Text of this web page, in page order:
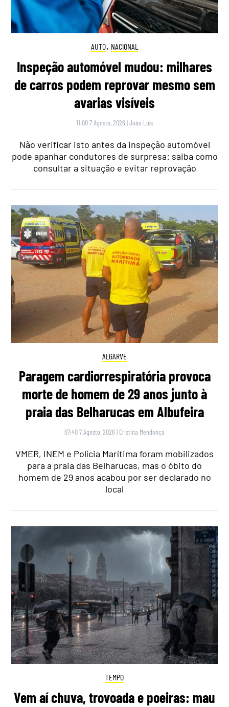
AUTO, NACIONAL
Inspeção automóvel mudou: milhares
de carros podem reprovar mesmo sem
avarias visíveis
11:00 7 Agosto, 2026 |João Luís
Não verificar isto antes da inspeção automóvel
pode apanhar condutores de surpresa: saiba como
consultar a situação e evitar reprovação
ALGARVE
Paragem cardiorrespiratória provoca
morte de homem de 29 anos junto à
praia das Belharucas em Albufeira
07:40 7 Agosto, 2026 | Cristina Mendonça
VMER, INEM e Polícia Marítima foram mobilizados
para a praia das Belharucas, mas o óbito do
homem de 29 anos acabou por ser declarado no
local
TEMPO
Vem aí chuva, trovoada e poeiras: mau